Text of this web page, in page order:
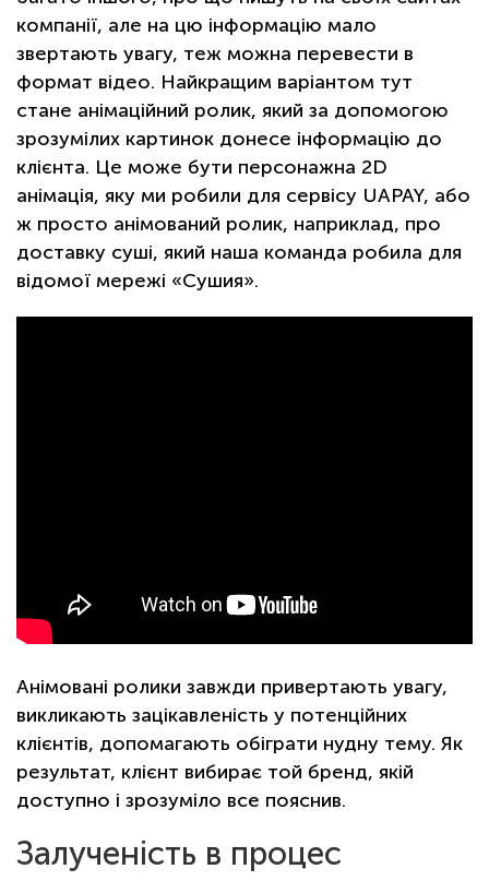
компанії, але на цю інформацію мало
звертають увагу, теж можна перевести в
формат відео. Найкращим варіантом тут
стане анімаційний ролик, який за допомогою
зрозумілих картинок донесе інформацію до
клієнта. Це може бути персонажна 2D
анімація, яку ми робили для сервісу UAPAY, або
ж просто анімований ролик, наприклад, про
доставку суші, який наша команда робила для
відомої мережі «Сушия».
Анімовані ролики завжди привертають увагу,
викликають зацікавленість у потенційних
клієнтів, допомагають обіграти нудну тему. Як
результат, клієнт вибирає той бренд, якій
доступно і зрозуміло все пояснив.
Залученість в процес